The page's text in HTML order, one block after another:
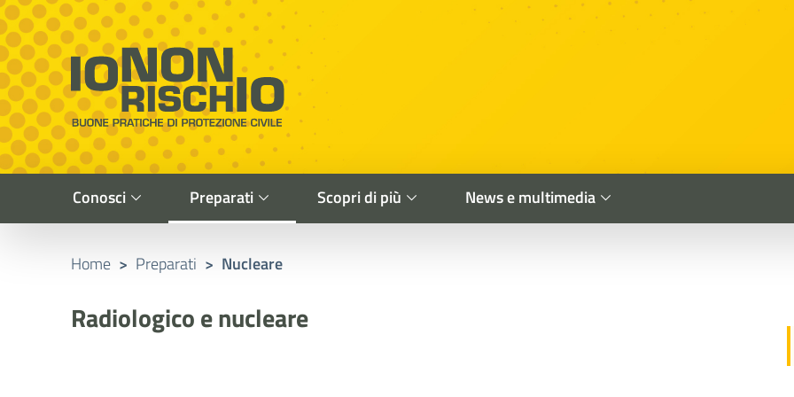
Vai al contenuto principale
Raggiungi il piè di pagina
Io non rischio
Buone pratiche di Protezione Civile
Cerca nel sito
Conosci Preparati Scopri di più News e multimedia
Home > Preparati > Nucleare
Radiologico e nucleare